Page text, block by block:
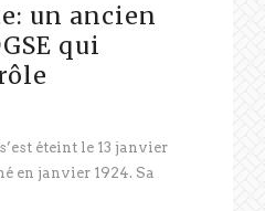
un ancien
qui
éteint le 13 janvier
en janvier 1924. Sa